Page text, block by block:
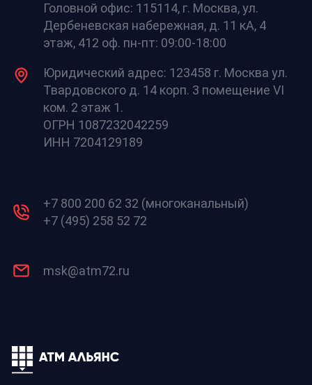
Головной офис: 115114, г. Москва, ул.
Дербеневская набережная, д. 11 кА, 4
этаж, 412 оф. пн-пт: 09:00-18:00
Юридический адрес: 123458 г. Москва ул.
Твардовского д. 14 корп. 3 помещение VI
ком. 2 этаж 1.
ОГРН 1087232042259
ИНН 7204129189
+7 800 200 62 32 (многоканальный)
+7 (495) 258 52 72
msk@atm72.ru